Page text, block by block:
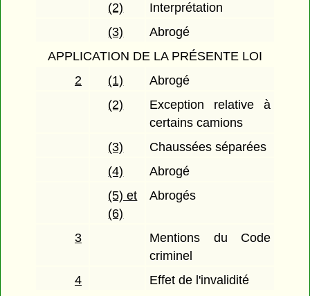
(2)
Interprétation
(3)
Abrogé
APPLICATION DE LA PRÉSENTE LOI
2
(1)
Abrogé
(2)
Exception relative à
certains camions
(3)
Chaussées séparées
(4)
Abrogé
(5) et
(6)
Abrogés
3
Mentions du Code
criminel
4
Effet de l'invalidité